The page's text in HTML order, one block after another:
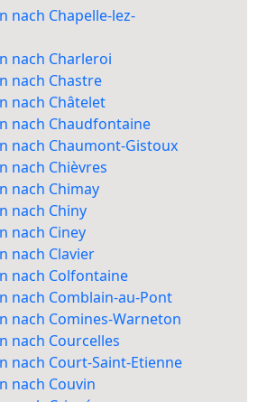
nach Chapelle-lez-
nach Charleroi
nach Chastre
nach Châtelet
nach Chaudfontaine
nach Chaumont-Gistoux
nach Chièvres
nach Chimay
nach Chiny
nach Ciney
nach Clavier
nach Colfontaine
nach Comblain-au-Pont
nach Comines-Warneton
nach Courcelles
nach Court-Saint-Etienne
nach Couvin